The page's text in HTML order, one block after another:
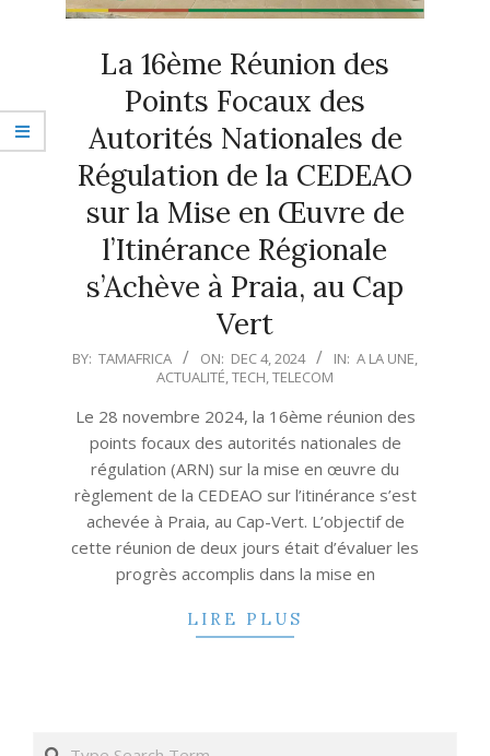
La 16ème Réunion des
Points Focaux des
Autorités Nationales de
Régulation de la CEDEAO
sur la Mise en Œuvre de
l’Itinérance Régionale
s’Achève à Praia, au Cap
Vert
2024-
04
BY: TAMAFRICA ON: DEC 4, 2024 IN: A LA UNE,
ACTUALITÉ,TECH,TELECOM
Le 28 novembre 2024, la 16ème réunion des
points focaux des autorités nationales de
régulation (ARN) sur la mise en œuvre du
règlement de la CEDEAO sur l’itinérance s’est
achevée à Praia, au Cap-Vert. L’objectif de
cette réunion de deux jours était d’évaluer les
progrès accomplis dans la mise en
LIRE PLUS
Search